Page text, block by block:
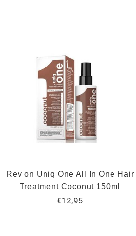
Revlon Uniq One All In One Hair
Treatment Coconut 150ml
€12,95